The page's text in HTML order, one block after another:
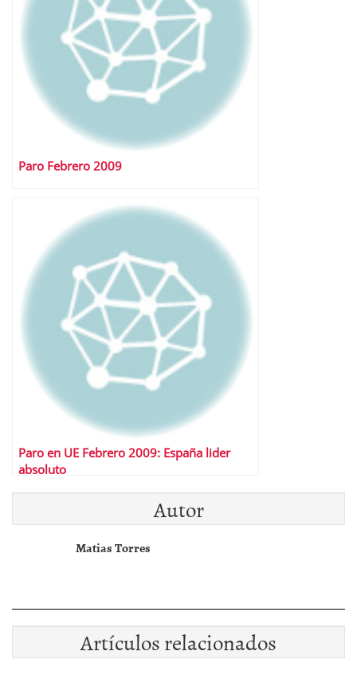
Paro Febrero 2009
Paro en UE Febrero 2009: España lider
absoluto
Autor
Matias Torres
Artículos relacionados